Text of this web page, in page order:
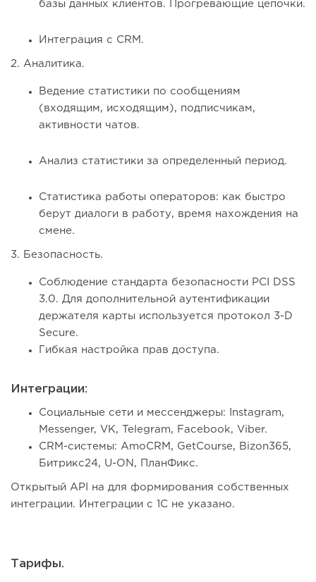
базы данных клиентов. Прогревающие цепочки.
Интеграция с CRM.
2. Аналитика.
Ведение статистики по сообщениям
(входящим, исходящим), подписчикам,
активности чатов.
Анализ статистики за определенный период.
Статистика работы операторов: как быстро
берут диалоги в работу, время нахождения на
смене.
3. Безопасность.
Соблюдение стандарта безопасности PCI DSS
3.0. Для дополнительной аутентификации
держателя карты используется протокол 3-D
Secure.
Гибкая настройка прав доступа.
Интеграции:
Социальные сети и мессенджеры: Instagram,
Messenger, VK, Telegram, Facebook, Viber.
CRM-системы: AmoCRM, GetCourse, Bizon365,
Битрикс24, U-ON, ПланФикс.
Открытый API на для формирования собственных
интеграции. Интеграции с 1С не указано.
Тарифы.